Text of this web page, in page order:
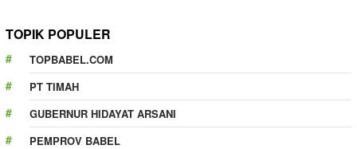
TOPIK POPULER
TOPBABEL.COM
PT TIMAH
GUBERNUR HIDAYAT ARSANI
PEMPROV BABEL